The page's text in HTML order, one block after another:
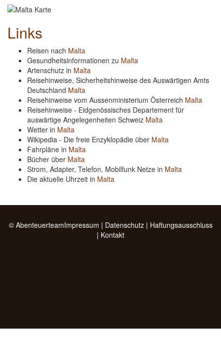
Links
Reisen nach Malta
Gesundheitsinformationen zu Malta
Artenschutz in Malta
Reisehinweise, Sicherheitshinweise des Auswärtigen Amts
Deutschland Malta
Reisehinweise vom Aussenministerium Österreich Malta
Reisehinweise - Eidgenössisches Departement für
auswärtige Angelegenheiten Schweiz Malta
Wetter in Malta
Wikipedia - Die freie Enzyklopädie über Malta
Fahrpläne in Malta
Bücher über Malta
Strom, Adapter, Telefon, Mobilfunk Netze in Malta
Die aktuelle Uhrzeit in Malta
© AbenteuerteamImpressum | Datenschutz| Haftungsausschluss
| Kontakt